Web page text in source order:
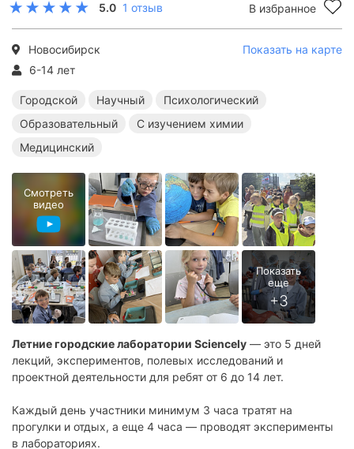
5.0 1 отзыв В избранное
Новосибирск
Показать на карте
6-14 лет
Городской Научный
Психологический
Образовательный
С изучением химии
Медицинский
Летние городские лаборатории Sciencely — это 5 дней
лекций, экспериментов, полевых исследований и
проектной деятельности для ребят от 6 до 14 лет.
Каждый день участники минимум 3 часа тратят на
прогулки и отдых, а еще 4 часа — проводят эксперименты
в лабораториях.
Смотреть
видео
Летние медицинские лагеря